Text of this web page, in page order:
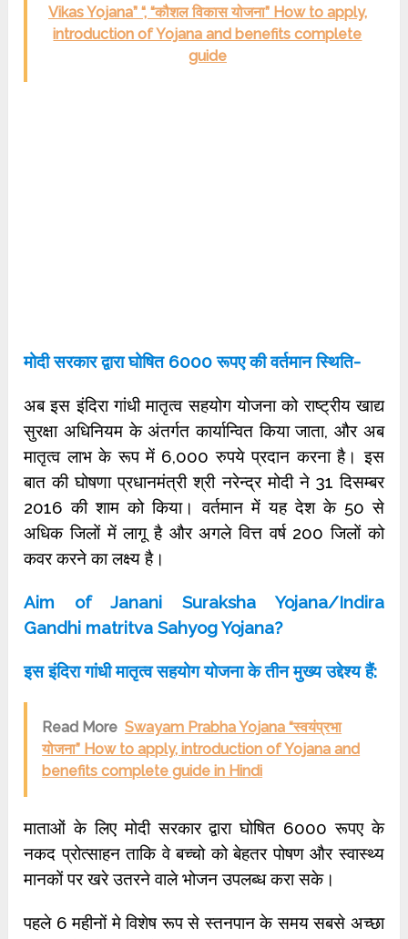
Vikas Yojana” “, “कौशल विकास योजना” How to apply,
introduction of Yojana and benefits complete
guide
मोदी सरकार द्वारा घोषित 6000 रूपए की वर्तमान स्थिति-
अब इस इंदिरा गांधी मातृत्व सहयोग योजना को राष्ट्रीय खाद्य
सुरक्षा अधिनियम के अंतर्गत कार्यान्वित किया जाता, और अब
मातृत्व लाभ के रूप में 6,000 रुपये प्रदान करना है। इस
बात की घोषणा प्रधानमंत्री श्री नरेन्द्र मोदी ने 31 दिसम्बर
2016 की शाम को किया। वर्तमान में यह देश के 50 से
अधिक जिलों में लागू है और अगले वित्त वर्ष 200 जिलों को
कवर करने का लक्ष्य है।
Aim of Janani Suraksha Yojana/Indira
Gandhi matritva Sahyog Yojana?
इस इंदिरा गांधी मातृत्व सहयोग योजना के तीन मुख्य उद्देश्य हैं:
Read More Swayam Prabha Yojana “स्वयंप्रभा
योजना” How to apply, introduction of Yojana and
benefits complete guide in Hindi
माताओं के लिए मोदी सरकार द्वारा घोषित 6000 रूपए के
नकद प्रोत्साहन ताकि वे बच्चो को बेहतर पोषण और स्वास्थ्य
मानकों पर खरे उतरने वाले भोजन उपलब्ध करा सके।
पहले 6 महीनों मे विशेष रूप से स्तनपान के समय सबसे अच्छा